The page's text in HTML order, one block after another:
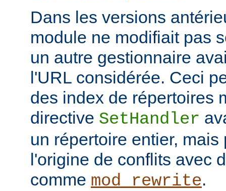
Dans les versions
module ne modifiait pas
un autre gestionnaire
l'URL considérée. Ceci
des index de répertoires
directive SetHandler
un répertoire entier,
l'origine de conflits avec
comme mod_rewrite.